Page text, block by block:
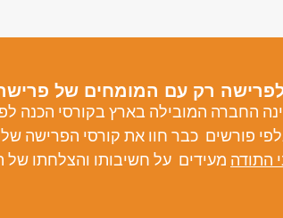
רק עם המומחים של
החברה המובילה בארץ בקורסי הכנה
פורשים כבר חוו את קורסי הפרישה
התודה מעידים על חשיבותו והצלחתו של